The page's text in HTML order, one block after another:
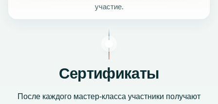
участие.
Сертификаты
После каждого мастер-класса участники получают